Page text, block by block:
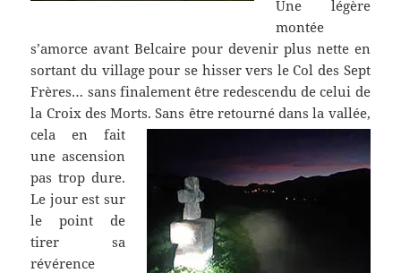
Une légère
montée
s’amorce avant Belcaire pour devenir plus nette en
sortant du village pour se hisser vers le Col des Sept
Frères… sans finalement être redescendu de celui de
la Croix des Morts. Sans être retourné dans la vallée,
cela en fait
une ascension
pas trop dure.
Le jour est sur
le point de
tirer sa
révérence